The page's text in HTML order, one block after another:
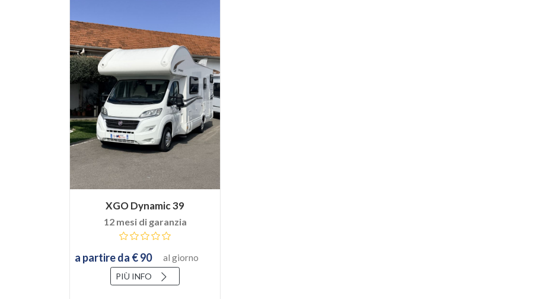
XGO Dynamic 39
12 mesi di garanzia
a partire da € 90 al giorno
PIÙ INFO